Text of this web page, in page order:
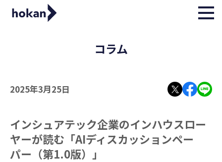
コラム
2025年3月25日
インシュアテック企業のインハウスロー
ヤーが読む「AIディスカッションペー
パー（第1.0版）」